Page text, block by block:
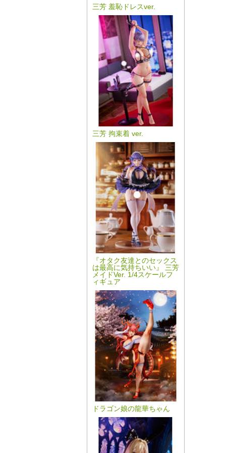
三芳 羞恥ドレスver.
三芳 拘束着 ver.
『オタク友達とのセックス
は最高に気持ちいい』 三芳
メイドVer. 1/4スケールフ
ィギュア
ドラゴン娘の龍華ちゃん